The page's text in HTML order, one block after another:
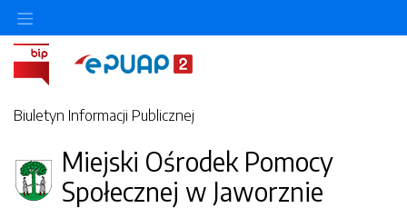
Biuletyn Informacji Publicznej
Miejski Ośrodek Pomocy
Społecznej w Jaworznie